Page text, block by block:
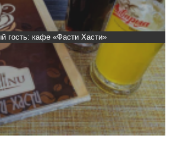
гость: Гастропаб “Drova”